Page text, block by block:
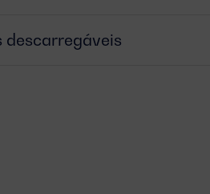
descarregáveis